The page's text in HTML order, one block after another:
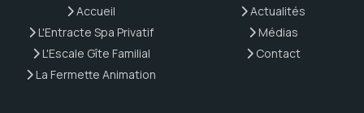
Accueil
L'Entracte Spa Privatif
L'Escale Gîte Familial
La Fermette Animation
Actualités
Médias
Contact